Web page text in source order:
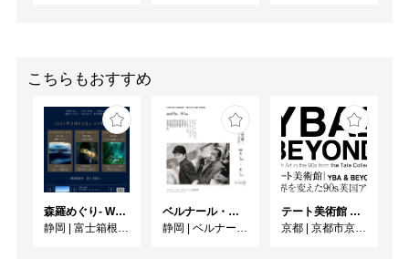
こちらもおすすめ
森羅めぐり- Wandering in Shinra -
静岡
富士箱根カントリークラブ
ベルナール・ビュフェと写真 ーカメラがとらえたビュフェとその時代、そして21 世紀へ
静岡
ベルナール・ビュフェ美術館
テート美術館 ― YBA & BEYOND 世界を変えた90s英国アート
京都
京都市京セラ美術館